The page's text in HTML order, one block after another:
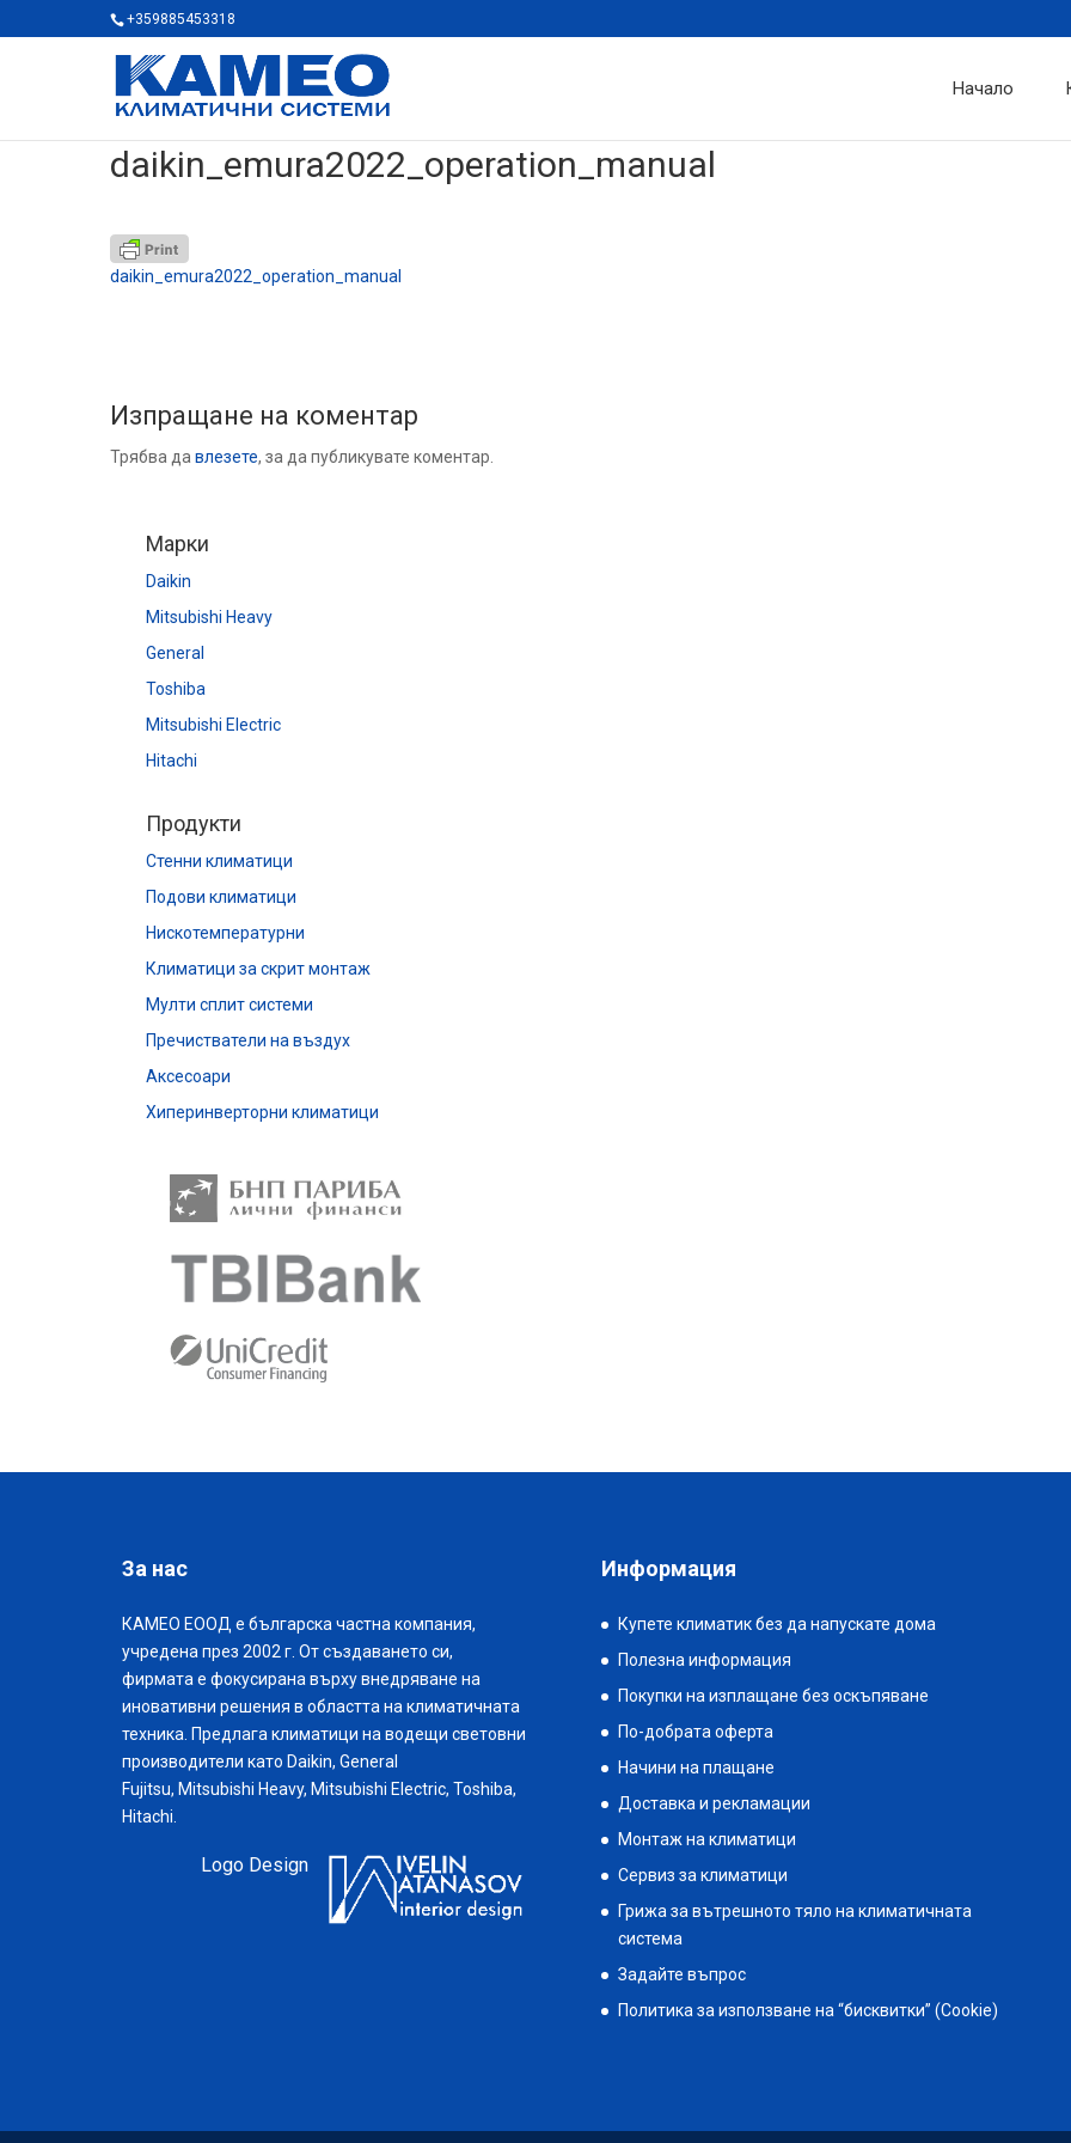
+359885453318
Начало
daikin_emura2022_operation_manual
daikin_emura2022_operation_manual
Изпращане на коментар
Трябва да влезете, за да публикувате коментар.
Марки
Daikin
Mitsubishi Heavy
General
Toshiba
Mitsubishi Electric
Hitachi
Продукти
Стенни климатици
Подови климатици
Нискотемпературни
Климатици за скрит монтаж
Мулти сплит системи
Пречистватели на въздух
Аксесоари
Хиперинверторни климатици
За нас
КАМЕО ЕООД е българска частна компания,
учредена през 2002 г. От създаването си,
фирмата е фокусирана върху внедряване на
иновативни решения в областта на климатичната
техника. Предлага климатици на водещи световни
производители като Daikin, General
Fujitsu, Mitsubishi Heavy, Mitsubishi Electric, Toshiba,
Hitachi.
Logo Design
Информация
Купете климатик без да напускате дома
Полезна информация
Покупки на изплащане без оскъпяване
По-добрата оферта
Начини на плащане
Доставка и рекламации
Монтаж на климатици
Сервиз за климатици
Грижа за вътрешното тяло на климатичната
система
Задайте въпрос
Политика за използване на “бисквитки” (Cookie)